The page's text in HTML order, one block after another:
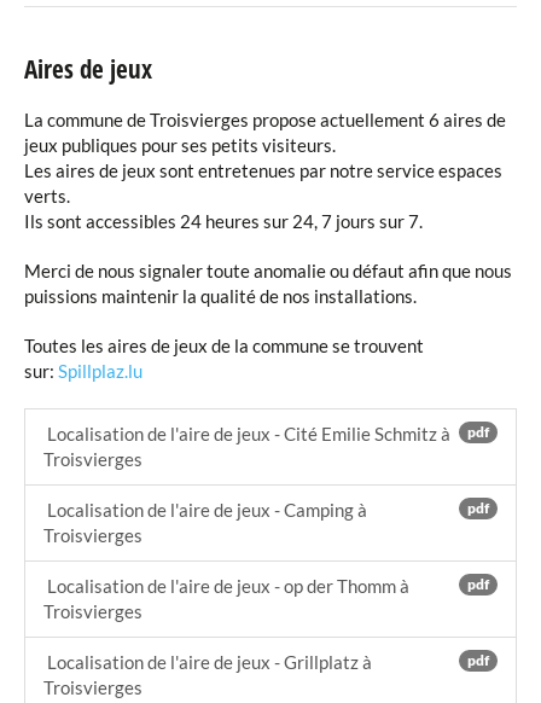
Maison Relais
Crèche
Enfants et jeunes
Mobilité
Protection du climat et durabilité
Aires de jeux
La commune de Troisvierges propose actuellement 6 aires de
jeux publiques pour ses petits visiteurs.
Les aires de jeux sont entretenues par notre service espaces
verts.
Ils sont accessibles 24 heures sur 24, 7 jours sur 7.
Merci de nous signaler toute anomalie ou défaut afin que nous
puissions maintenir la qualité de nos installations.
Toutes les aires de jeux de la commune se trouvent
sur: Spillplaz.lu
pdf
Localisation de l'aire de jeux - Cité Emilie Schmitz à
Troisvierges
pdf
Localisation de l'aire de jeux - Camping à
Troisvierges
pdf
Localisation de l'aire de jeux - op der Thomm à
Troisvierges
pdf
Localisation de l'aire de jeux - Grillplatz à
Troisvierges